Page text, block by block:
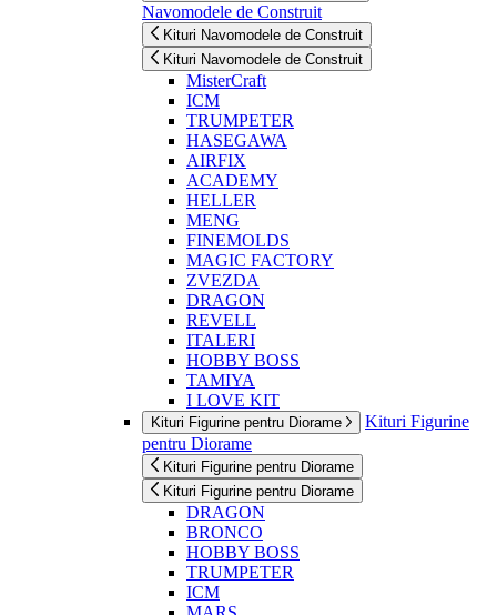
Navomodele de Construit
Kituri Navomodele de Construit
Kituri Navomodele de Construit
MisterCraft
ICM
TRUMPETER
HASEGAWA
AIRFIX
ACADEMY
HELLER
MENG
FINEMOLDS
MAGIC FACTORY
ZVEZDA
DRAGON
REVELL
ITALERI
HOBBY BOSS
TAMIYA
I LOVE KIT
Kituri Figurine pentru Diorame
Kituri Figurine
pentru Diorame
Kituri Figurine pentru Diorame
Kituri Figurine pentru Diorame
DRAGON
BRONCO
HOBBY BOSS
TRUMPETER
ICM